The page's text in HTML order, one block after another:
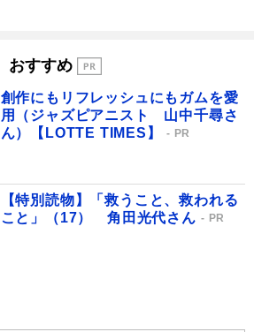
おすすめ
創作にもリフレッシュにもガムを愛
用（ジャズピアニスト 山中千尋さ
ん）【LOTTE TIMES】
PR
【特別読物】「救うこと、救われる
こと」（17） 角田光代さん
PR